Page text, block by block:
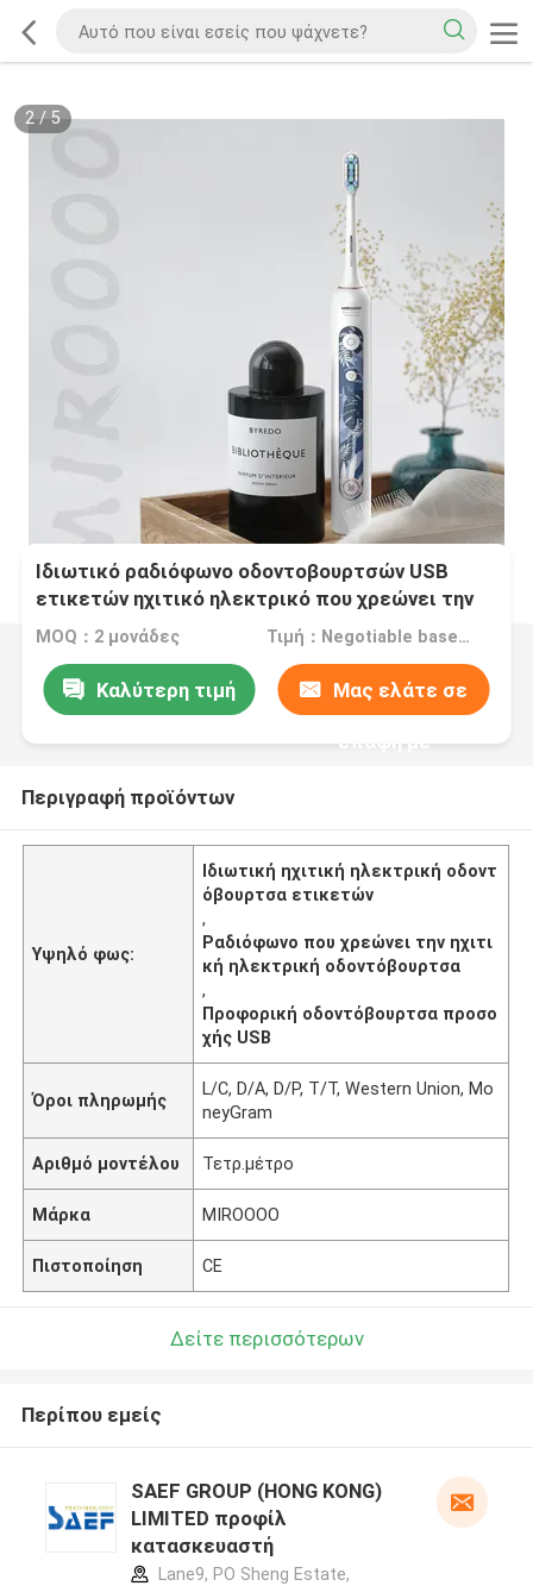
2/5
Ιδιωτικό ραδιόφωνο οδοντοβουρτσών USB
ετικετών ηχιτικό ηλεκτρικό που χρεώνει την
προφορική οδοντόβουρτσα προσοχής
MOQ：2 μονάδες Τιμή：Negotiable based on order lot quantity
Καλύτερη τιμή Μας ελάτε σε
επαφή με
Περιγραφή προϊόντων
Υψηλό φως:
Ιδιωτική ηχιτική ηλεκτρική οδοντ
όβουρτσα ετικετών
,
Ραδιόφωνο που χρεώνει την ηχιτι
κή ηλεκτρική οδοντόβουρτσα
,
Προφορική οδοντόβουρτσα προσο
χής USB
Όροι πληρωμής
L/C, D/A, D/P, T/T, Western Union, Mo
neyGram
Αριθμό μοντέλου Τετρ.μέτρο
Μάρκα MIROOOO
Πιστοποίηση CE
Δείτε περισσότερων
Περίπου εμείς
SAEF GROUP (HONG KONG)
LIMITED προφίλ
κατασκευαστή
Lane9, PO Sheng Estate,